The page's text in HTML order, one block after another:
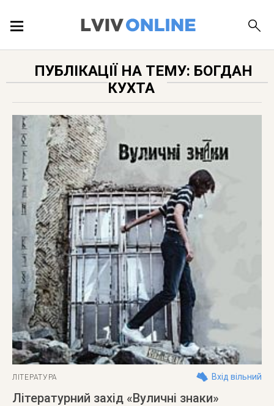
ПУБЛІКАЦІЇ
ДОВІДКА
ПУБЛІКАЦІЇ НА ТЕМУ: БОГДАН
КУХТА
ЛІТЕРАТУРА Вхід вільний
Літературний захід «Вуличні знаки»